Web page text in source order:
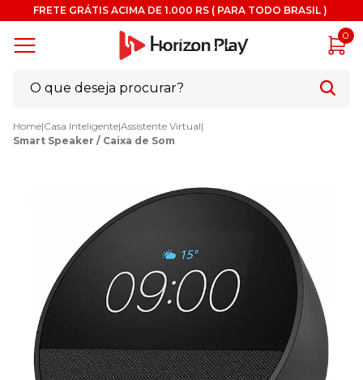
FRETE GRÁTIS ACIMA DE 1.000 RS ( PARA TODO BRASIL )
0
Home|Casa Inteligente|Assistente Virtual|
Smart Speaker / Caixa de Som